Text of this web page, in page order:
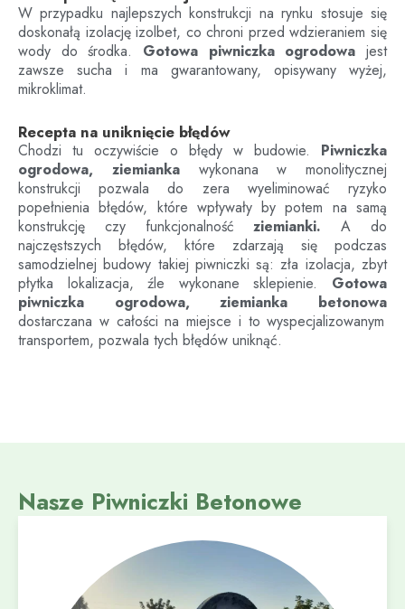
W przypadku najlepszych konstrukcji na rynku stosuje się
doskonałą izolację izolbet, co chroni przed wdzieraniem się
wody do środka. Gotowa piwniczka ogrodowa jest
zawsze sucha i ma gwarantowany, opisywany wyżej,
mikroklimat.
Recepta na uniknięcie błędów
Chodzi tu oczywiście o błędy w budowie. Piwniczka
ogrodowa, ziemiankawykonana w monolitycznej
konstrukcji pozwala do zera wyeliminować ryzyko
popełnienia błędów, które wpływały by potem na samą
konstrukcję czy funkcjonalnośćziemianki. A do
najczęstszych błędów, które zdarzają się podczas
samodzielnej budowy takiej piwniczki są: zła izolacja, zbyt
płytka lokalizacja, źle wykonane sklepienie. Gotowa
piwniczka ogrodowa, ziemianka betonowa
dostarczana w całości na miejsce i to wyspecjalizowanym
transportem, pozwala tych błędów uniknąć.
Nasze Piwniczki Betonowe